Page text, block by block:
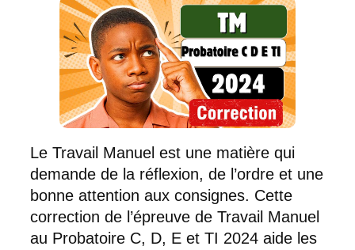
Le Travail Manuel est une matière qui
demande de la réflexion, de l’ordre et une
bonne attention aux consignes. Cette
correction de l’épreuve de Travail Manuel
au Probatoire C, D, E et TI 2024 aide les